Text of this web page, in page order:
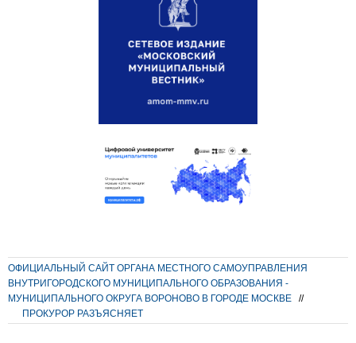
ОФИЦИАЛЬНЫЙ САЙТ ОРГАНА МЕСТНОГО САМОУПРАВЛЕНИЯ
ВНУТРИГОРОДСКОГО МУНИЦИПАЛЬНОГО ОБРАЗОВАНИЯ -
МУНИЦИПАЛЬНОГО ОКРУГА ВОРОНОВО В ГОРОДЕ МОСКВЕ
//
ПРОКУРОР РАЗЪЯСНЯЕТ